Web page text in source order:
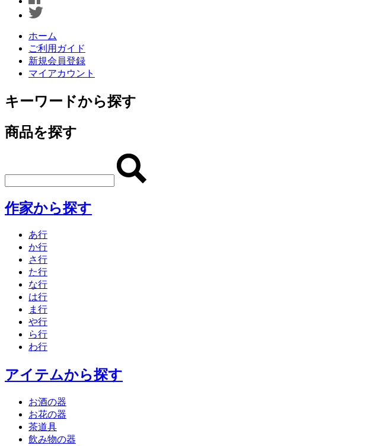
ホーム
ご利用ガイド
新規会員登録
マイアカウント
キーワードから探す
商品を探す
作家から探す
あ行
か行
さ行
た行
な行
は行
ま行
や行
ら行
わ行
アイテムから探す
お酒の器
お花の器
茶道具
飲み物の器